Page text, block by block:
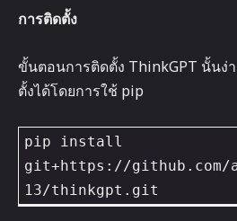
การติดตั้ง
ขั้นตอนการติดตั้ง ThinkGPT นั้น
ตั้งได้โดยการใช้ pip
pip install
git+https://github.com/